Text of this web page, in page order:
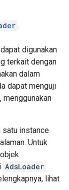
.
digunakan
terkait dengan
dalam
dapat menguji
menggunakan
satu instance
Untuk
AdsLoader
lihat